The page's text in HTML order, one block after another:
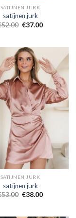
SATIJNEN JURK
satijnen jurk
52.00 €37.00
SATIJNEN JURK
satijnen jurk
53.00 €38.00